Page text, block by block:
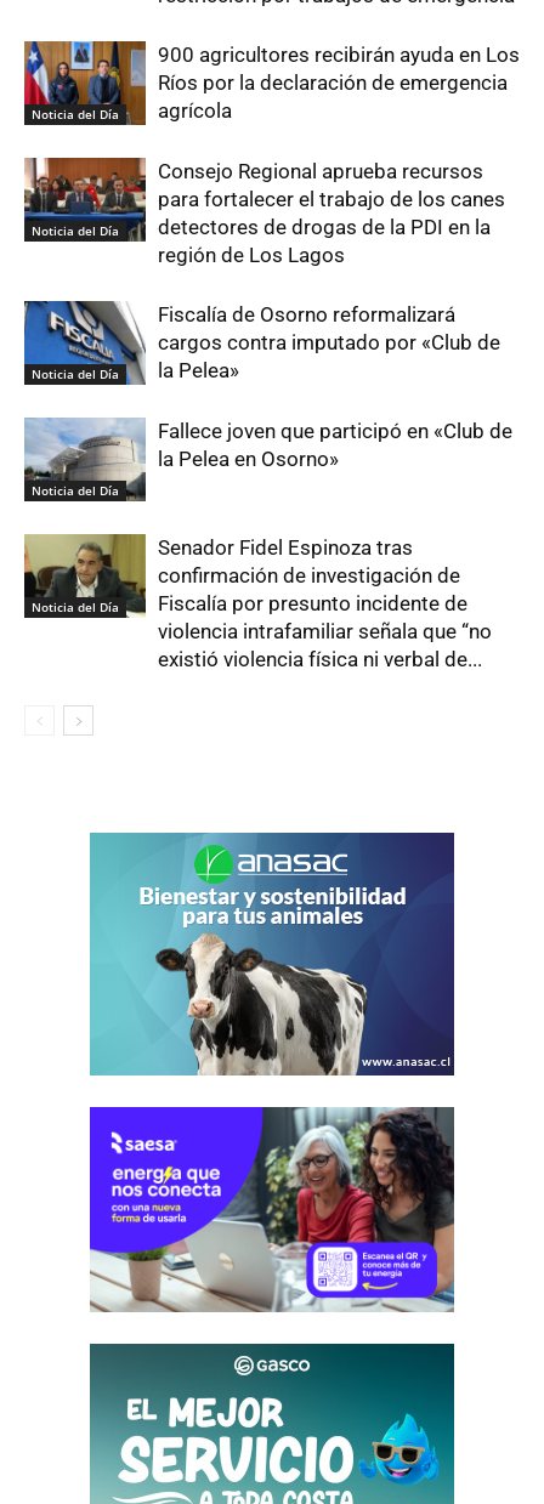
Noticia del Día
900 agricultores recibirán ayuda en Los
Ríos por la declaración de emergencia
agrícola
Noticia del Día
Consejo Regional aprueba recursos
para fortalecer el trabajo de los canes
detectores de drogas de la PDI en la
región de Los Lagos
Noticia del Día
Fiscalía de Osorno reformalizará
cargos contra imputado por «Club de
la Pelea»
Noticia del Día
Fallece joven que participó en «Club de
la Pelea en Osorno»
Noticia del Día
Senador Fidel Espinoza tras
confirmación de investigación de
Fiscalía por presunto incidente de
violencia intrafamiliar señala que “no
existió violencia física ni verbal de...